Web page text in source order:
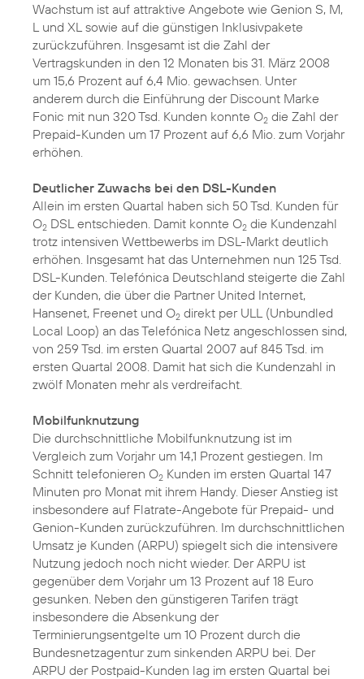
Wachstum ist auf attraktive Angebote wie Genion S, M,
L und XL sowie auf die günstigen Inklusivpakete
zurückzuführen. Insgesamt ist die Zahl der
Vertragskunden in den 12 Monaten bis 31. März 2008
um 15,6 Prozent auf 6,4 Mio. gewachsen. Unter
anderem durch die Einführung der Discount Marke
Fonic mit nun 320 Tsd. Kunden konnte O2 die Zahl der
Prepaid-Kunden um 17 Prozent auf 6,6 Mio. zum Vorjahr
erhöhen.
Deutlicher Zuwachs bei den DSL-Kunden
Allein im ersten Quartal haben sich 50 Tsd. Kunden für
O2 DSL entschieden. Damit konnte O2 die Kundenzahl
trotz intensiven Wettbewerbs im DSL-Markt deutlich
erhöhen. Insgesamt hat das Unternehmen nun 125 Tsd.
DSL-Kunden. Telefónica Deutschland steigerte die Zahl
der Kunden, die über die Partner United Internet,
Hansenet, Freenet und O2 direkt per ULL (Unbundled
Local Loop) an das Telefónica Netz angeschlossen sind,
von 259 Tsd. im ersten Quartal 2007 auf 845 Tsd. im
ersten Quartal 2008. Damit hat sich die Kundenzahl in
zwölf Monaten mehr als verdreifacht.
Mobilfunknutzung
Die durchschnittliche Mobilfunknutzung ist im
Vergleich zum Vorjahr um 14,1 Prozent gestiegen. Im
Schnitt telefonieren O2 Kunden im ersten Quartal 147
Minuten pro Monat mit ihrem Handy. Dieser Anstieg ist
insbesondere auf Flatrate-Angebote für Prepaid- und
Genion-Kunden zurückzuführen. Im durchschnittlichen
Umsatz je Kunden (ARPU) spiegelt sich die intensivere
Nutzung jedoch noch nicht wieder. Der ARPU ist
gegenüber dem Vorjahr um 13 Prozent auf 18 Euro
gesunken. Neben den günstigeren Tarifen trägt
insbesondere die Absenkung der
Terminierungsentgelte um 10 Prozent durch die
Bundesnetzagentur zum sinkenden ARPU bei. Der
ARPU der Postpaid-Kunden lag im ersten Quartal bei